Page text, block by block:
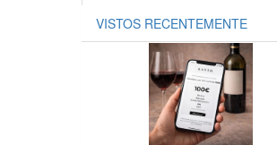
VISTOS RECENTEMENTE